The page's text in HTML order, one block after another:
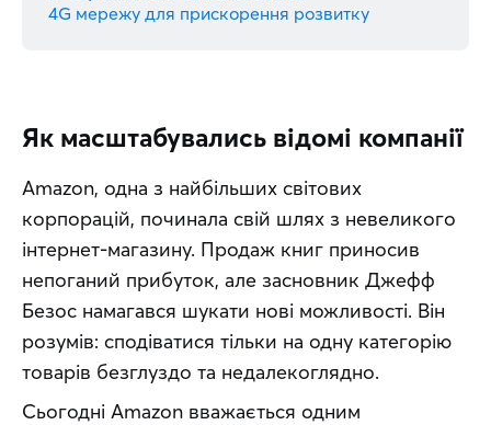
4G мережу для прискорення розвитку
Як масштабувались відомі компанії
Amazon, одна з найбільших світових
корпорацій, починала свій шлях з невеликого
інтернет-магазину. Продаж книг приносив
непоганий прибуток, але засновник Джефф
Безос намагався шукати нові можливості. Він
розумів: сподіватися тільки на одну категорію
товарів безглуздо та недалекоглядно.
Сьогодні Amazon вважається одним